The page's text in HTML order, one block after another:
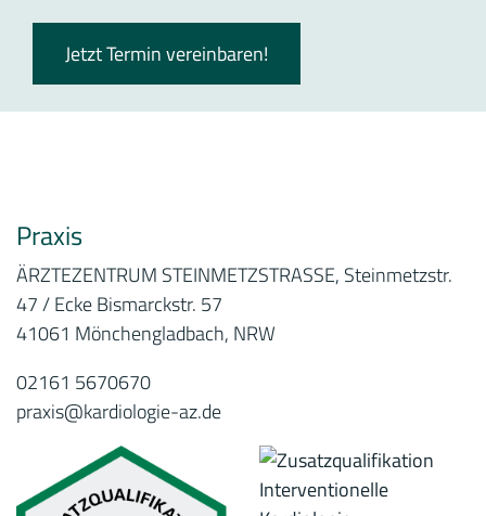
Jetzt Termin vereinbaren!
Praxis
ÄRZTEZENTRUM STEINMETZSTRASSE, Steinmetzstr.
47 / Ecke Bismarckstr. 57
41061 Mönchengladbach, NRW
02161 5670670
praxis@kardiologie-az.de